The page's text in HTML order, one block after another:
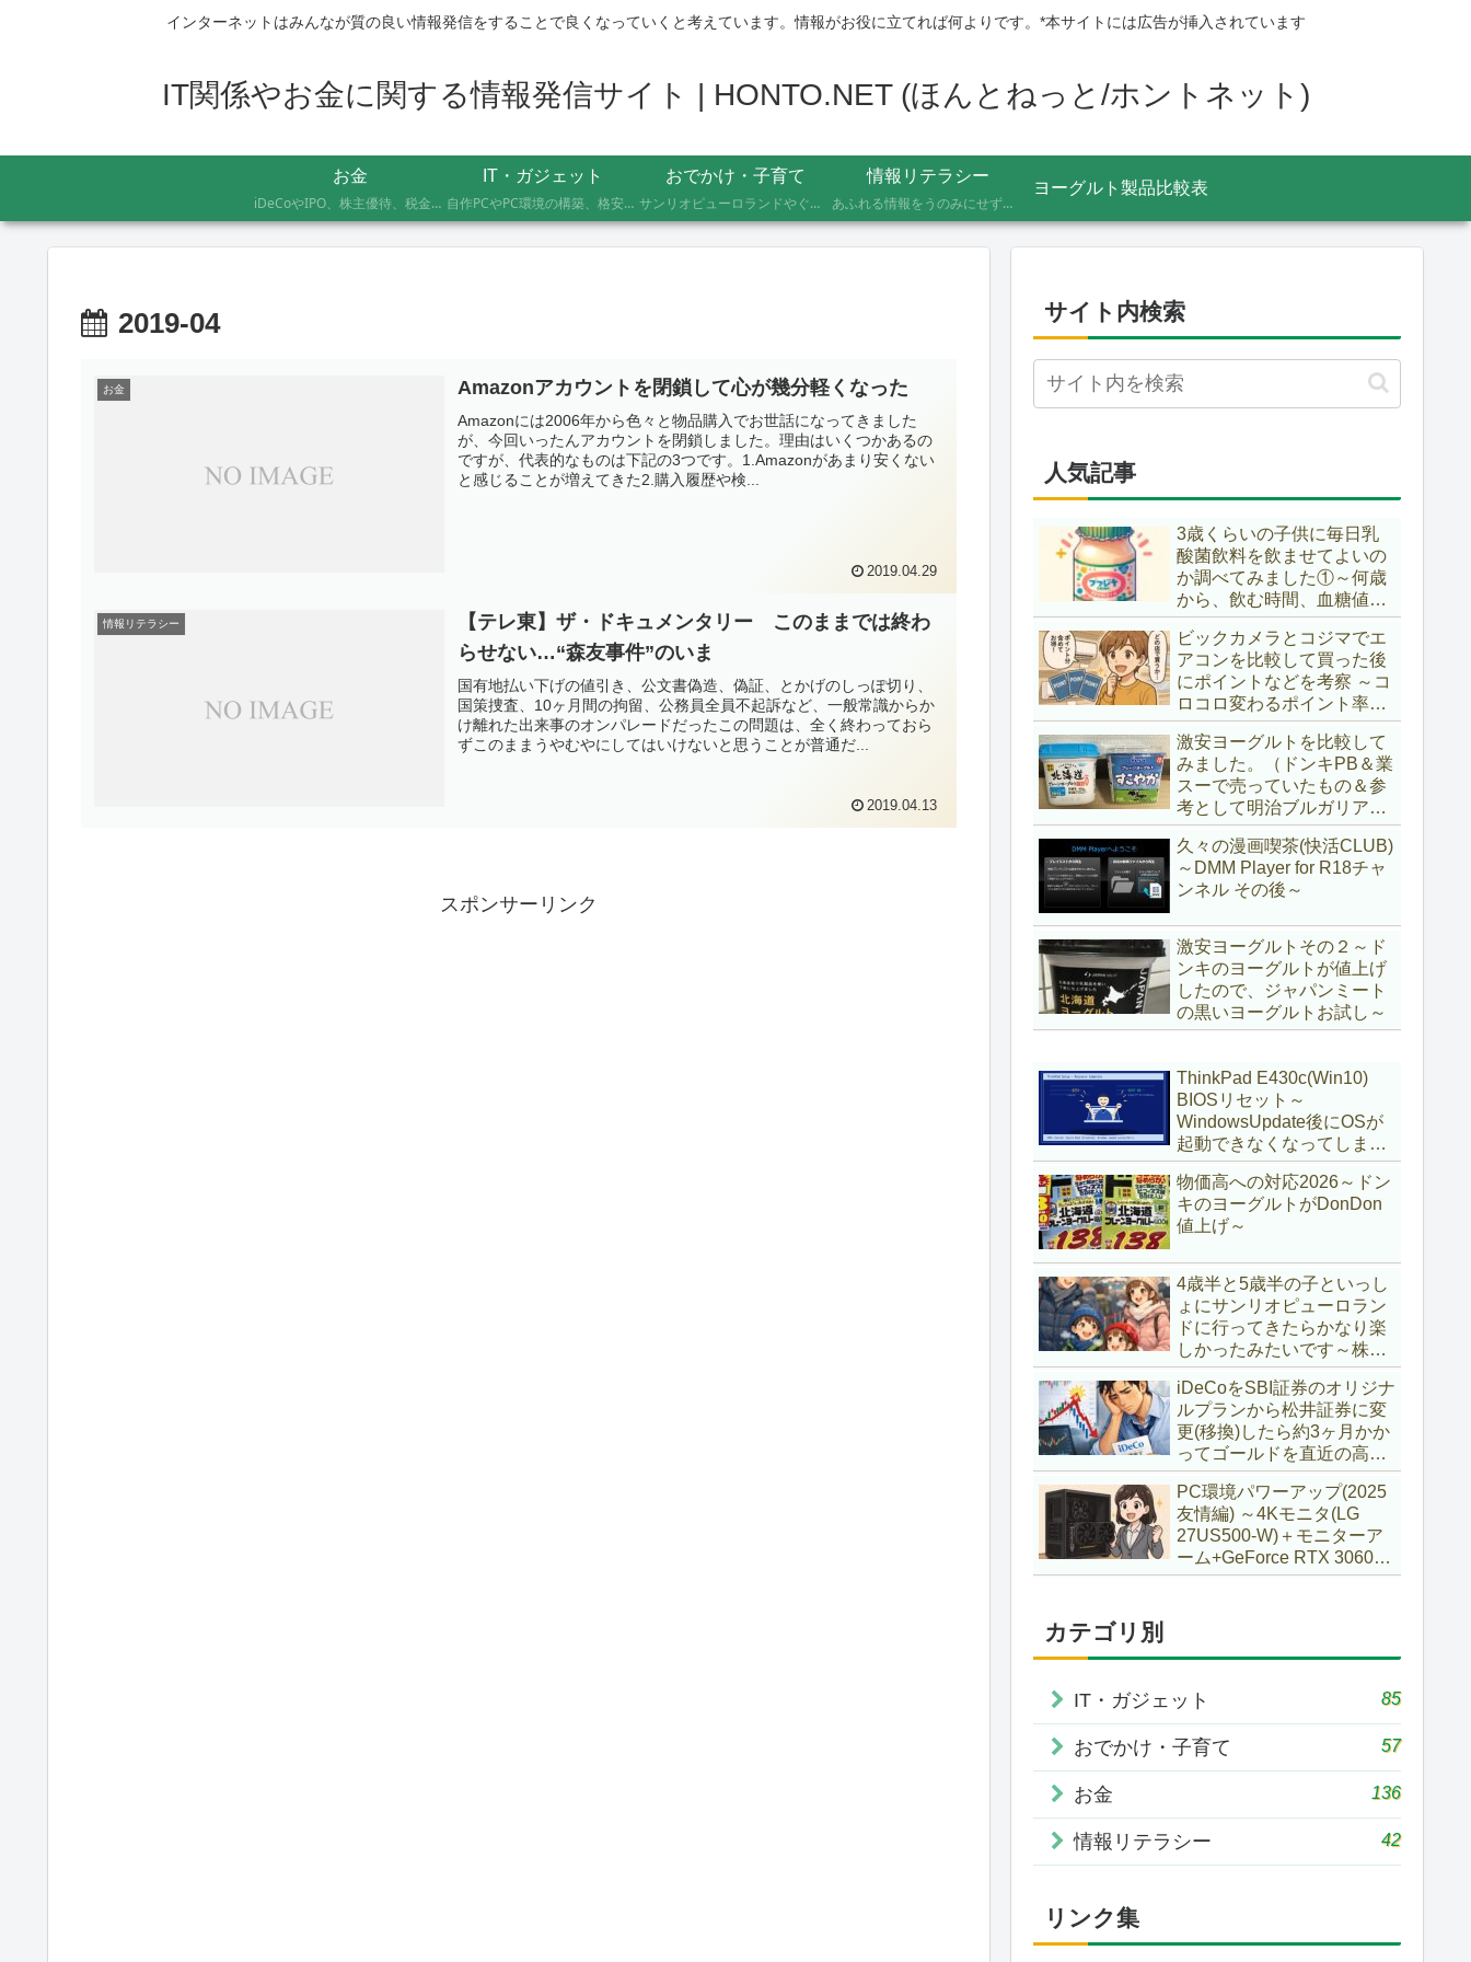
インターネットはみんなが質の良い情報発信をすることで良くなっていくと考えています。情報がお役に立てれば何よりです。*本サイトには広告が挿入されています
IT関係やお金に関する情報発信サイト | HONTO.NET (ほんとねっと/ホントネット)
お金
iDeCoやIPO、株主優待、税金のお得な支払い方法まで、AFP資格を持つ管理人が実際に体験したお金の記録です。証券会社の手続きにかかった日数や失敗談など、体験した人にしかわからないリアルな情報をお届けします。
IT・ガジェット
自作PCやPC環境の構築、格安SIMへのMNP乗り換え、便利なソフト・サービスの活用記録です。製品の型番や設定手順、つまずいたポイントまで具体的に記載していますので、同じことをしたい方の参考になれば幸いです。
おでかけ・子育て
サンリオピューロランドやぐりんぱなど、未就学児2人を連れて実際に行ったスポットの体験レポートです。株主優待や割引券でお得に楽しむ方法、子連れならではの持ち物や注意点もあわせて記録しています。
情報リテラシー
あふれる情報をうのみにせず、「これってほんと？」と一度立ち止まって見極めるための考え方を記録しています。ニュースの裏の読み解き方、詐欺やデマへの向き合い方など、サイト名「HONTO.NET」の原点となるテーマです。
ヨーグルト製品比較表
2019-04
お金 Amazonアカウントを閉鎖して心が幾分軽くなった
Amazonには2006年から色々と物品購入でお世話になってきました
が、今回いったんアカウントを閉鎖しました。理由はいくつかあるの
ですが、代表的なものは下記の3つです。1.Amazonがあまり安くない
と感じることが増えてきた2.購入履歴や検...
2019.04.29
情報リテラシー
【テレ東】ザ・ドキュメンタリー このままでは終わ
らせない…“森友事件”のいま
国有地払い下げの値引き、公文書偽造、偽証、とかげのしっぽ切り、
国策捜査、10ヶ月間の拘留、公務員全員不起訴など、一般常識からか
け離れた出来事のオンパレードだったこの問題は、全く終わっておら
ずこのままうやむやにしてはいけないと思うことが普通だ...
2019.04.13
スポンサーリンク
サイト内検索
人気記事
3歳くらいの子供に毎日乳
酸菌飲料を飲ませてよいの
か調べてみました①～何歳
から、飲む時間、血糖値ス
パイク～
ビックカメラとコジマでエ
アコンを比較して買った後
にポイントなどを考察 ～コ
ロコロ変わるポイント率に
注意＆株主優待券はポイン
ト率が低い時に使うべし～
激安ヨーグルトを比較して
みました。（ドンキPB＆業
スーで売っていたもの＆参
考として明治ブルガリアヨ
ーグルト)
久々の漫画喫茶(快活CLUB)
～DMM Player for R18チャ
ンネル その後～
激安ヨーグルトその２～ド
ンキのヨーグルトが値上げ
したので、ジャパンミート
の黒いヨーグルトお試し～
ThinkPad E430c(Win10)
BIOSリセット～
WindowsUpdate後にOSが
起動できなくなってしまい
復旧～
物価高への対応2026～ドン
キのヨーグルトがDonDon
値上げ～
4歳半と5歳半の子といっし
ょにサンリオピューロラン
ドに行ってきたらかなり楽
しかったみたいです～株主
優待券利用～
iDeCoをSBI証券のオリジナ
ルプランから松井証券に変
更(移換)したら約3ヶ月かか
ってゴールドを直近の高値
で購入していた話
PC環境パワーアップ(2025
友情編) ～4Kモニタ(LG
27US500-W)＋モニターア
ーム+GeForce RTX 3060Ti
VENTUS 2X 8G OCV1
カテゴリ別
IT・ガジェット 85
おでかけ・子育て 57
お金 136
情報リテラシー 42
リンク集